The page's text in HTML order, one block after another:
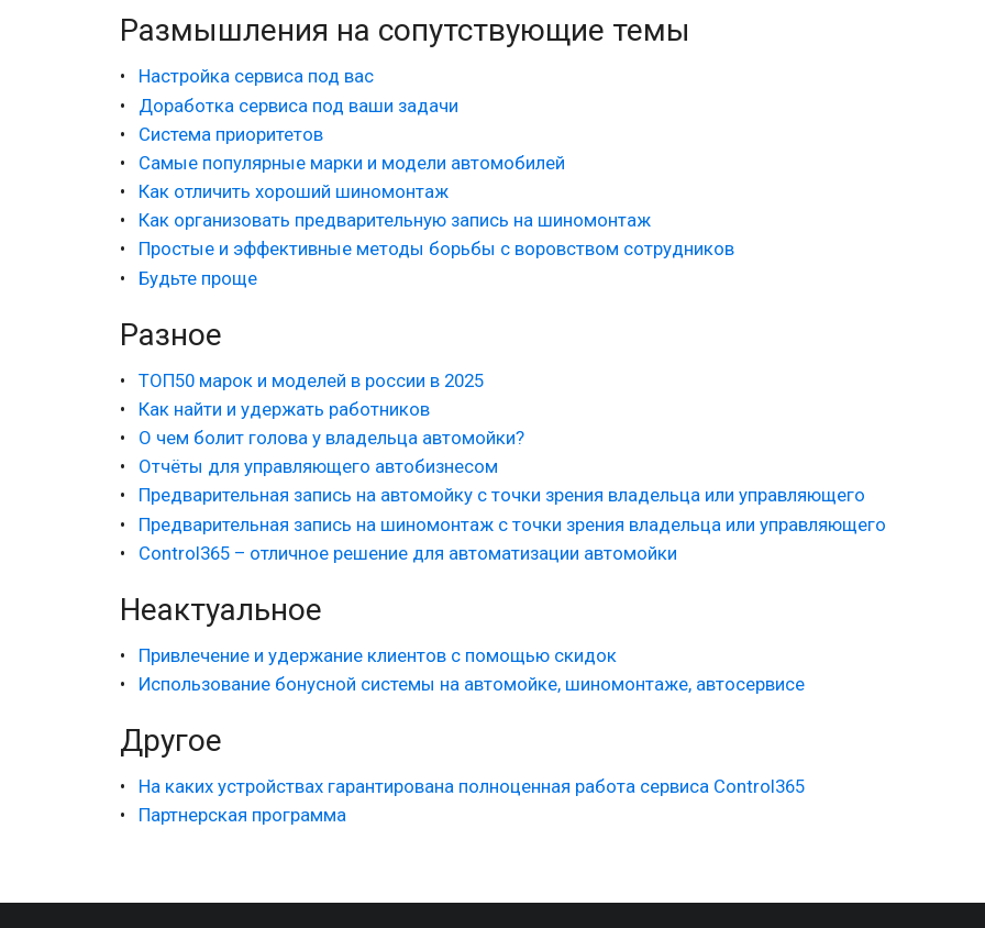
Размышления на сопутствующие темы
Настройка сервиса под вас
Доработка сервиса под ваши задачи
Система приоритетов
Самые популярные марки и модели автомобилей
Как отличить хороший шиномонтаж
Как организовать предварительную запись на шиномонтаж
Простые и эффективные методы борьбы с воровством сотрудников
Будьте проще
Разное
ТОП50 марок и моделей в россии в 2025
Как найти и удержать работников
О чем болит голова у владельца автомойки?
Отчёты для управляющего автобизнесом
Предварительная запись на автомойку с точки зрения владельца или управляющего
Предварительная запись на шиномонтаж с точки зрения владельца или управляющего
Control365 – отличное решение для автоматизации автомойки
Неактуальное
Привлечение и удержание клиентов с помощью скидок
Использование бонусной системы на автомойке, шиномонтаже, автосервисе
Другое
На каких устройствах гарантирована полноценная работа сервиса Control365
Партнерская программа